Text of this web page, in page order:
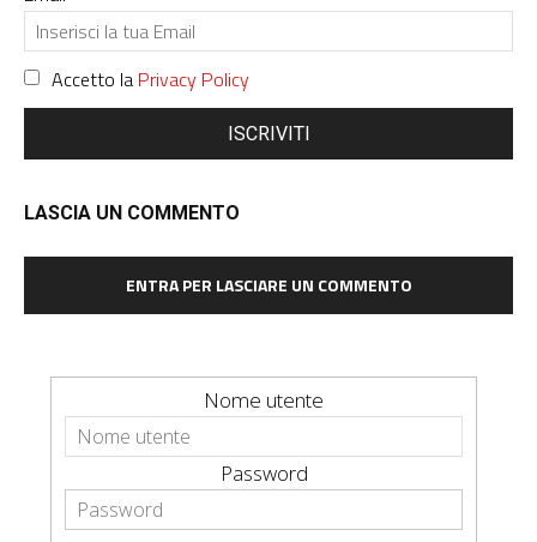
Accetto la Privacy Policy
ISCRIVITI
LASCIA UN COMMENTO
ENTRA PER LASCIARE UN COMMENTO
Nome utente
Password